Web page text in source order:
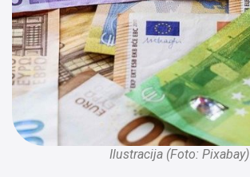
Ilustracija (Foto: Pixabay)